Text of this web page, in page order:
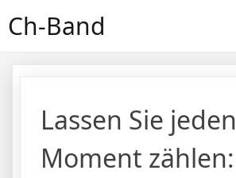
toCh-Band
Lassen Sie jeden
Moment zählen: